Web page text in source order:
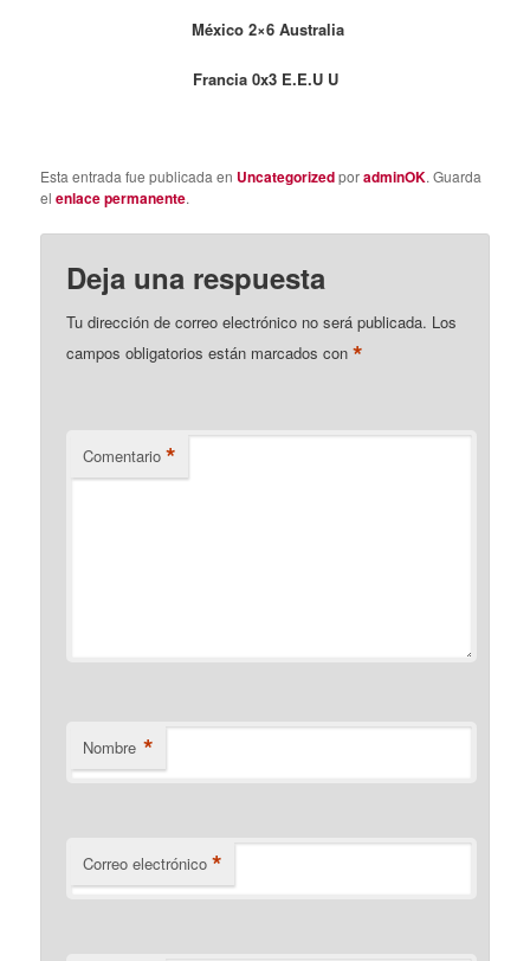
México 2×6 Australia
Francia 0x3 E.E.U U
Esta entrada fue publicada en UncategorizedporadminOK. Guarda
elenlace permanente.
Deja una respuesta
Tu dirección de correo electrónico no será publicada. Los
campos obligatorios están marcados con*
Comentario *
Nombre *
Correo electrónico *